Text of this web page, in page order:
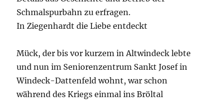
Schmalspurbahn zu erfragen.
In Ziegenhardt die Liebe entdeckt
Mück, der bis vor kurzem in Altwindeck lebte
und nun im Seniorenzentrum Sankt Josef in
Windeck-Dattenfeld wohnt, war schon
während des Kriegs einmal ins Bröltal